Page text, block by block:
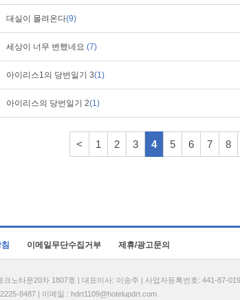
대실이 몰려온다(9)
세상이 너무 변했네요 (7)
아이리스1의 당번일기 3(1)
아이리스의 당번일기 2(1)
< 1 2 3 4 5 6 7 8
이메일무단수집거부 제휴/광고문의
노타운20차 1807호 | 대표이사: 이송주 | 사업자등록번호: 441-87-
8487 | 이메일 : hdrt1109@hotelupdrt.com